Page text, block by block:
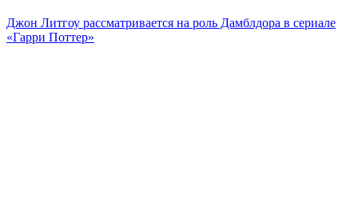
Джон Литгоу рассматривается на роль Дамблдора в сериале
«Гарри Поттер»